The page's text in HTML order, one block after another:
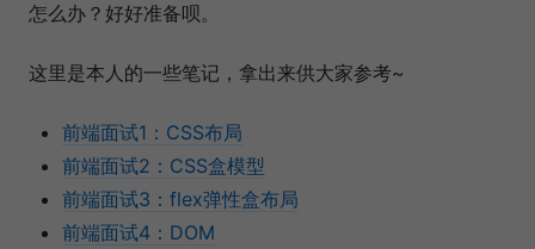
怎么办？好好准备呗。
这里是本人的一些笔记，拿出来供大家参考~
前端面试1：CSS布局
前端面试2：CSS盒模型
前端面试3：flex弹性盒布局
前端面试4：DOM